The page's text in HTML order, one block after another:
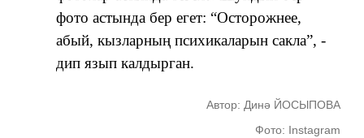
фото астында бер егет: “Осторожнее,
абый, кызларның психикаларын сакла”, -
дип язып калдырган.
Автор: Динә ЙОСЫПОВА
Фото: Instagram